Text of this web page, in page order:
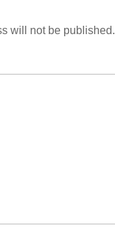
will not be published.